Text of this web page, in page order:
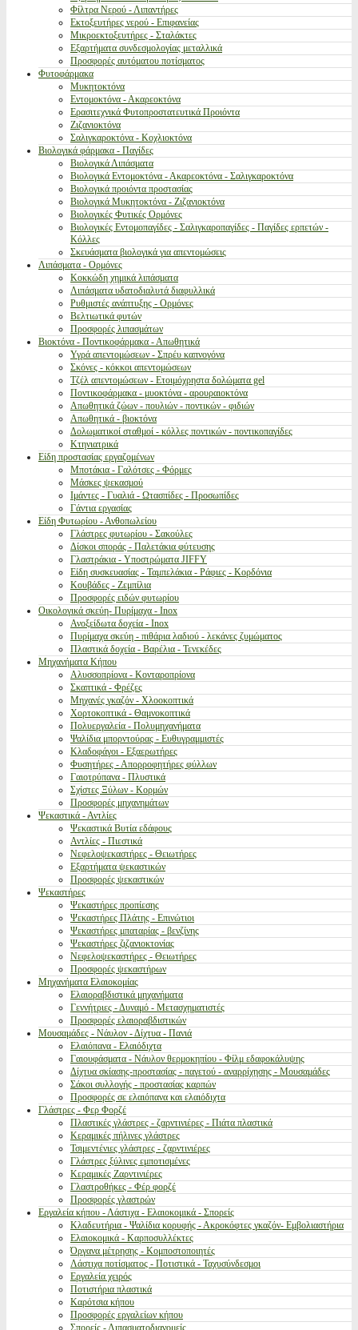
Φίλτρα Νερού - Λιπαντήρες
Εκτοξευτήρες νερού - Επιφανείας
Μικροεκτοξευτήρες - Σταλάκτες
Εξαρτήματα συνδεσμολογίας μεταλλικά
Προσφορές αυτόματου ποτίσματος
Φυτοφάρμακα
Μυκητοκτόνα
Εντομοκτόνα - Ακαρεοκτόνα
Ερασιτεχνικά Φυτοπροστατευτικά Προιόντα
Ζιζανιοκτόνα
Σαλιγκαροκτόνα - Κοχλιοκτόνα
Βιολογικά φάρμακα - Παγίδες
Βιολογικά Λιπάσματα
Βιολογικά Εντομοκτόνα - Ακαρεοκτόνα - Σαλιγκαροκτόνα
Βιολογικά προιόντα προστασίας
Βιολογικά Μυκητοκτόνα - Ζιζανιοκτόνα
Βιολογικές Φυτικές Ορμόνες
Βιολογικές Εντομοπαγίδες - Σαλιγκαροπαγίδες - Παγίδες ερπετών -
Κόλλες
Σκευάσματα βιολογικά για απεντομώσεις
Λιπάσματα - Ορμόνες
Κοκκώδη χημικά λιπάσματα
Λιπάσματα υδατοδιαλυτά διαφυλλικά
Ρυθμιστές ανάπτυξης - Ορμόνες
Βελτιωτικά φυτών
Προσφορές λιπασμάτων
Βιοκτόνα - Ποντικοφάρμακα - Απωθητικά
Υγρά απεντομώσεων - Σπρέυ καπνογόνα
Σκόνες - κόκκοι απεντομώσεων
Τζέλ απεντομώσεων - Ετοιμόχρηστα δολώματα gel
Ποντικοφάρμακα - μυοκτόνα - αρουραιοκτόνα
Απωθητικά ζώων - πουλιών - ποντικών - φιδιών
Απωθητικά - βιοκτόνα
Δολωματικοί σταθμοί - κόλλες ποντικών - ποντικοπαγίδες
Κτηνιατρικά
Είδη προστασίας εργαζομένων
Μποτάκια - Γαλότσες - Φόρμες
Μάσκες ψεκασμού
Ιμάντες - Γυαλιά - Ωτασπίδες - Προσωπίδες
Γάντια εργασίας
Είδη Φυτωρίου - Ανθοπωλείου
Γλάστρες φυτωρίου - Σακούλες
Δίσκοι σποράς - Παλετάκια φύτευσης
Γλαστράκια - Υποστρώματα JIFFY
Είδη συσκευασίας - Ταμπελάκια - Ράφιες - Κορδόνια
Κουβάδες - Ζεμπίλια
Προσφορές ειδών φυτωρίου
Οικολογικά σκεύη- Πυρίμαχα - Inox
Ανοξείδωτα δοχεία - Inox
Πυρίμαχα σκεύη - πιθάρια λαδιού - λεκάνες ζυμώματος
Πλαστικά δοχεία - Βαρέλια - Τενεκέδες
Μηχανήματα Κήπου
Αλυσσοπρίονα - Κονταροπρίονα
Σκαπτικά - Φρέζες
Μηχανές γκαζόν - Χλοοκοπτικά
Χορτοκοπτικά - Θαμνοκοπτικά
Πολυεργαλεία - Πολυμηχανήματα
Ψαλίδια μπορντούρας - Ευθυγραμμιστές
Κλαδοφάγοι - Εξαερωτήρες
Φυσητήρες - Απορροφητήρες φύλλων
Γαιοτρύπανα - Πλυστικά
Σχίστες Ξύλων - Κορμών
Προσφορές μηχανημάτων
Ψεκαστικά - Αντλίες
Ψεκαστικά Βυτία εδάφους
Αντλίες - Πιεστικά
Νεφελοψεκαστήρες - Θειωτήρες
Εξαρτήματα ψεκαστικών
Προσφορές ψεκαστικών
Ψεκαστήρες
Ψεκαστήρες προπίεσης
Ψεκαστήρες Πλάτης - Επινώτιοι
Ψεκαστήρες μπαταρίας - βενζίνης
Ψεκαστήρες ζιζανιοκτονίας
Νεφελοψεκαστήρες - Θειωτήρες
Προσφορές ψεκαστήρων
Μηχανήματα Ελαιοκομίας
Ελαιοραβδιστικά μηχανήματα
Γεννήτριες - Δυναμό - Μετασχηματιστές
Προσφορές ελαιοραβδιστικών
Μουσαμάδες - Νάυλον - Δίχτυα - Πανιά
Ελαιόπανα - Ελαιόδιχτα
Γαιουφάσματα - Νάυλον θερμοκηπίου - Φίλμ εδαφοκάλυψης
Δίχτυα σκίασης-προστασίας - παγετού - αναρρίχησης - Μουσαμάδες
Σάκοι συλλογής - προστασίας καρπών
Προσφορές σε ελαιόπανα και ελαιόδιχτα
Γλάστρες - Φερ Φορζέ
Πλαστικές γλάστρες - ζαρντινιέρες - Πιάτα πλαστικά
Κεραμικές πήλινες γλάστρες
Τσιμεντένιες γλάστρες - ζαρντινιέρες
Γλάστρες ξύλινες εμποτισμένες
Κεραμικές Ζαρντινιέρες
Γλαστροθήκες - Φέρ φορζέ
Προσφορές γλαστρών
Εργαλεία κήπου - Λάστιχα - Ελαιοκομικά - Σπορείς
Κλαδευτήρια - Ψαλίδια κορυφής - Ακροκόφτες γκαζόν- Εμβολιαστήρια
Ελαιοκομικά - Καρποσυλλέκτες
Όργανα μέτρησης - Κομποστοποιητές
Λάστιχα ποτίσματος - Ποτιστικά - Ταχυσύνδεσμοι
Εργαλεία χειρός
Ποτιστήρια πλαστικά
Καρότσια κήπου
Προσφορές εργαλείων κήπου
Σπορείς - Λιπασματοδιανομείς